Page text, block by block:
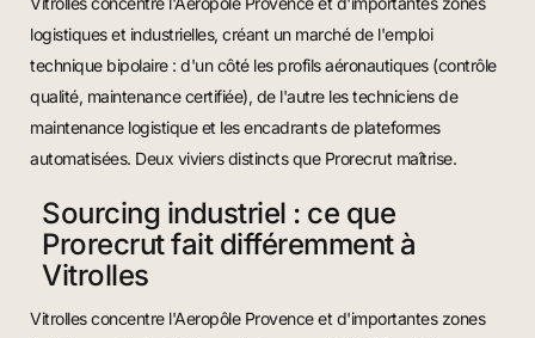
logistiques et industrielles, créant un marché de l'emploi
technique bipolaire : d'un côté les profils aéronautiques (contrôle
qualité, maintenance certifiée), de l'autre les techniciens de
maintenance logistique et les encadrants de plateformes
automatisées. Deux viviers distincts que Prorecrut maîtrise.
Sourcing industriel : ce que
Prorecrut fait différemment à
Vitrolles
Vitrolles concentre l'Aeropôle Provence et d'importantes zones